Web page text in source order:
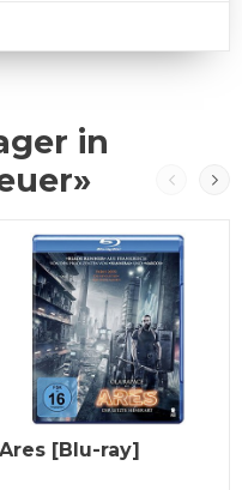
in
Ares [Blu-ray]